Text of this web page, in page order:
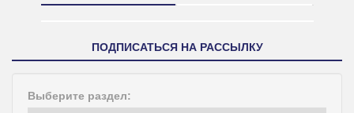
ПОДПИСАТЬСЯ НА РАССЫЛКУ
Выберите раздел: